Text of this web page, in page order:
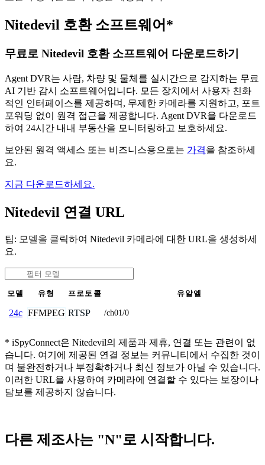
Nitedevil 호환 소프트웨어*
무료로 Nitedevil 호환 소프트웨어 다운로드하기
Agent DVR는 사람, 차량 및 물체를 실시간으로 감지하는 무료
AI 기반 감시 소프트웨어입니다. 모든 장치에서 사용자 친화
적인 인터페이스를 제공하며, 무제한 카메라를 지원하고, 포트
포워딩 없이 원격 접근을 제공합니다. Agent DVR을 다운로드
하여 24시간 내내 부동산을 모니터링하고 보호하세요.
보안된 원격 액세스 또는 비즈니스용으로는 가격을 참조하세
요.
지금 다운로드하세요.
Nitedevil 연결 URL
팁: 모델을 클릭하여 Nitedevil 카메라에 대한 URL을 생성하세
요.
모델 유형 프로토콜 유알엘
24c FFMPEG RTSP /ch01/0
* iSpyConnect은 Nitedevil의 제품과 제휴, 연결 또는 관련이 없
습니다. 여기에 제공된 연결 정보는 커뮤니티에서 수집한 것이
며 불완전하거나 부정확하거나 최신 정보가 아닐 수 있습니다.
이러한 URL을 사용하여 카메라에 연결할 수 있다는 보장이나
담보를 제공하지 않습니다.
다른 제조사는 "N"로 시작합니다.